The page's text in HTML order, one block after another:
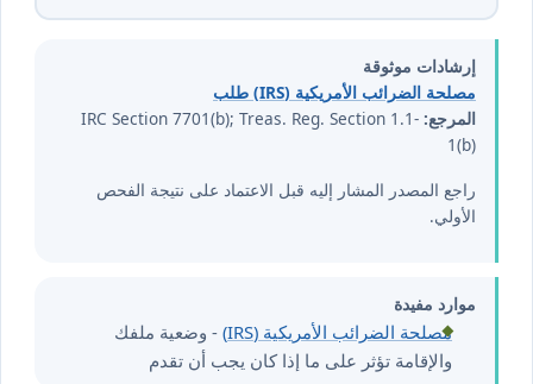
إرشادات موثوقة
مصلحة الضرائب الأمريكية (IRS) طلب
المرجع: IRC Section 7701(b); Treas. Reg. Section 1.1-
1(b)
راجع المصدر المشار إليه قبل الاعتماد على نتيجة الفحص
الأولي.
موارد مفيدة
مصلحة الضرائب الأمريكية (IRS)
- وضعية ملفك
والإقامة تؤثر على ما إذا كان يجب أن تقدم